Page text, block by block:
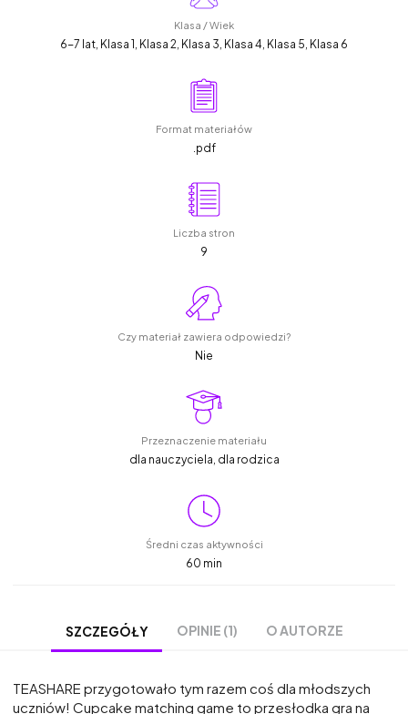
Klasa / Wiek
6-7 lat, Klasa 1, Klasa 2, Klasa 3, Klasa 4, Klasa 5, Klasa 6
Format materiałów
.pdf
Liczba stron
9
Czy materiał zawiera odpowiedzi?
Nie
Przeznaczenie materiału
dla nauczyciela, dla rodzica
Średni czas aktywności
60 min
SZCZEGÓŁY OPINIE (1) O AUTORZE
TEASHARE przygotowało tym razem coś dla młodszych
uczniów! Cupcake matching game to przesłodka gra na